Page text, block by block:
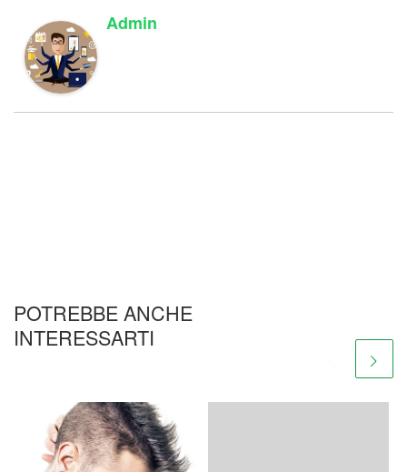
Admin
POTREBBE ANCHE
INTERESSARTI